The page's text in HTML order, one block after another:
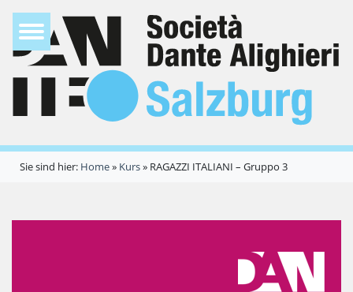
Sie sind hier: Home» Kurs» RAGAZZI ITALIANI – Gruppo 3